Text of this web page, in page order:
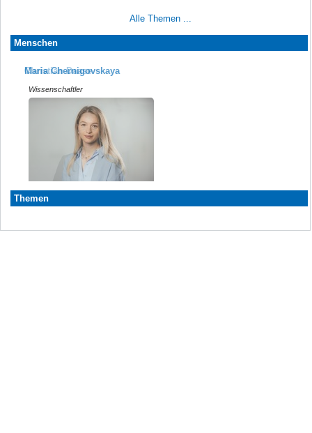
Alle Themen ...
Menschen
Maria Chernigovskaya
Wissenschaftler
Christian Daase
Wissenschaftler
Themen